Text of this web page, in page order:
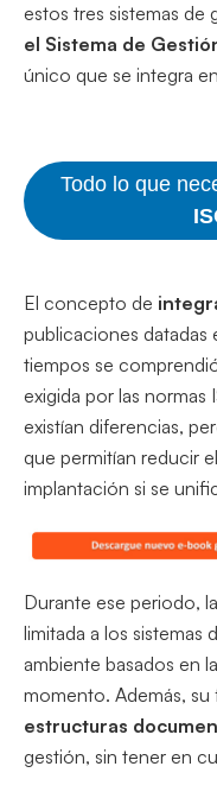
estos tres sistemas de
el Sistema de
único que se integra
Todo lo que
El concepto de
publicaciones datadas
tiempos se
exigida por las normas
existían diferencias,
que permitían reducir
implantación si se
Durante ese periodo, la
limitada a los sistemas
ambiente basados en
momento. Además, su
estructuras
gestión, sin tener en